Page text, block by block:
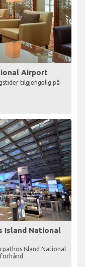
Airport
tilgjengelig på
Island National
Island National